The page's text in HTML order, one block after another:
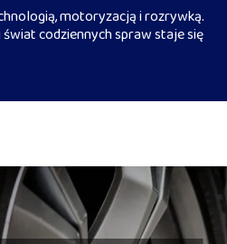
motoryzacją i rozrywką.
codziennych spraw staje się